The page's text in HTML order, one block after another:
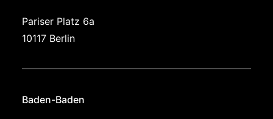
Pariser Platz 6a
10117 Berlin
Baden-Baden